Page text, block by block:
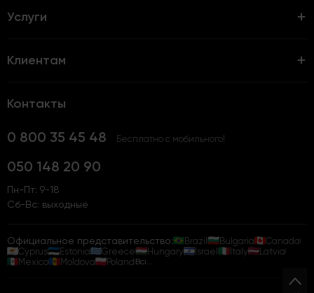
Услуги
Клиентам
Контакты
0 800 35 45 48 Бесплатно с мобильного!
050 148 20 90
Пн-Пт: 9-18
Сб-Вс: выходные
Официальное представительство: Brazil Bulgaria
Canada
Cyprus
Estonia Greece Hungary Israel Italy
Latvia
Mexico
Moldova Poland Всі...